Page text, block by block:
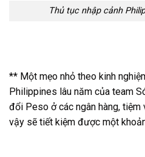
Thủ tục nhập cảnh
** Một mẹo nhỏ theo kinh
Philippines lâu năm của team
đổi Peso ở các ngân hàng, tiệm
vậy sẽ tiết kiệm được một